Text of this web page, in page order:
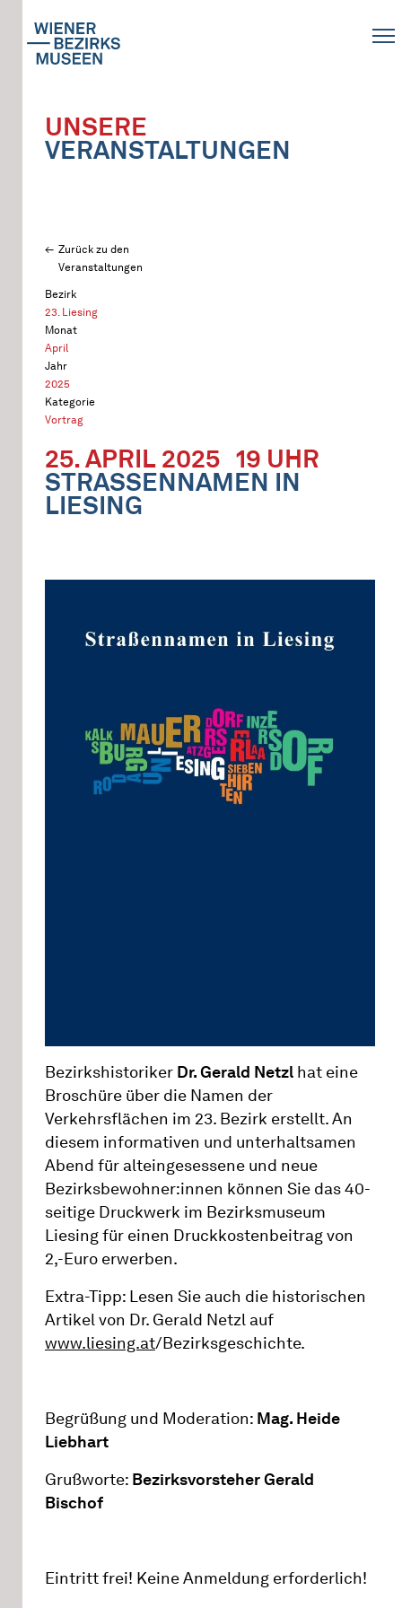
UNSERE
VERANSTALTUNGEN
Zurück zu den
Veranstaltungen
Bezirk
23. Liesing
Monat
April
Jahr
2025
Kategorie
Vortrag
25. APRIL 2025 19 UHR
STRASSENNAMEN IN L
IESING
Bezirkshistoriker Dr. Gerald Netzl hat eine
Broschüre über die Namen der
Verkehrsflächen im 23. Bezirk erstellt. An
diesem informativen und unterhaltsamen
Abend für alteingesessene und neue
Bezirksbewohner:innen können Sie das 40-
seitige Druckwerk im Bezirksmuseum
Liesing für einen Druckkostenbeitrag von
2,-Euro erwerben.
Extra-Tipp: Lesen Sie auch die historischen
Artikel von Dr. Gerald Netzl auf
www.liesing.at/Bezirksgeschichte.
Begrüßung und Moderation: Mag. Heide
Liebhart
Grußworte: Bezirksvorsteher Gerald
Bischof
Eintritt frei! Keine Anmeldung erforderlich!